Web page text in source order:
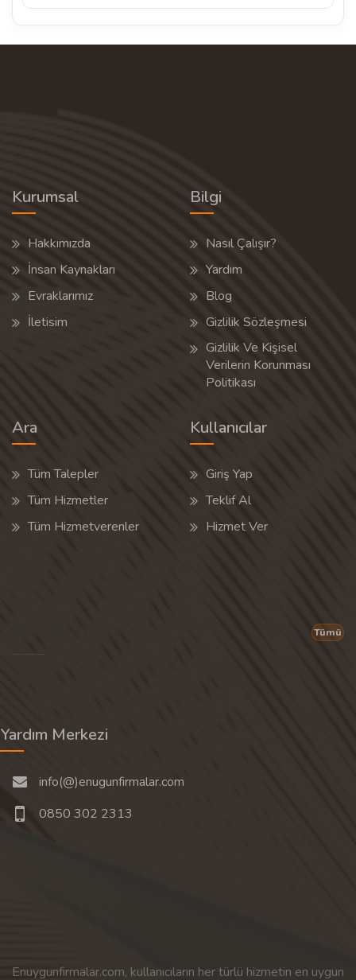
Kurumsal
Hakkımızda
İnsan Kaynakları
Evraklarımız
İletisim
Bilgi
Nasıl Çalışır?
Yardım
Blog
Gizlilik Sözleşmesi
Gizlilik Ve Kişisel
Verilerin Korunması
Politikası
Ara
Tüm Talepler
Tüm Hizmetler
Tüm Hizmetverenler
Kullanıcılar
Giriş Yap
Teklif Al
Hizmet Ver
Tümü
Yardım Merkezi
info(@)enugunfirmalar.com
0850 302 2313
Enuygunfirmalar.com, kullanıcıların her türlü hizmetin en uygun